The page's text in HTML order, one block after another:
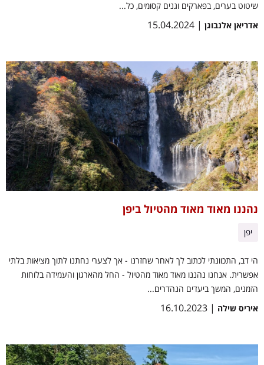
שיטוט בערים, בפארקים וגנים קסומים, כל...
אדריאן אלנבוגן | 15.04.2024
נהננו מאוד מאוד מהטיול ביפן
יפן
הי דב, התכוונתי לכתוב לך לאחר שחזרנו - אך לצערי נחתנו לתוך מציאות בלתי
אפשרית. אנחנו נהננו מאוד מאוד מהטיול - החל מהארגון והעמידה בלוחות
הזמנים, המשך ביעדים הנהדרים...
איריס שילה | 16.10.2023